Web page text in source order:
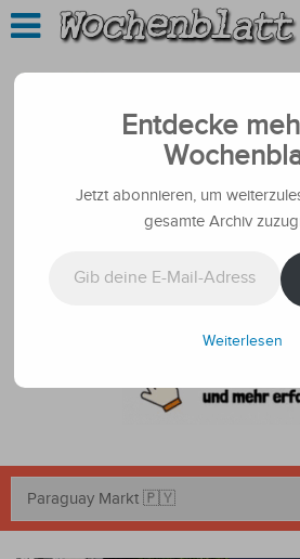
Entdecke
Jetzt abonnieren, um
gesamte Archiv
Weiterlesen